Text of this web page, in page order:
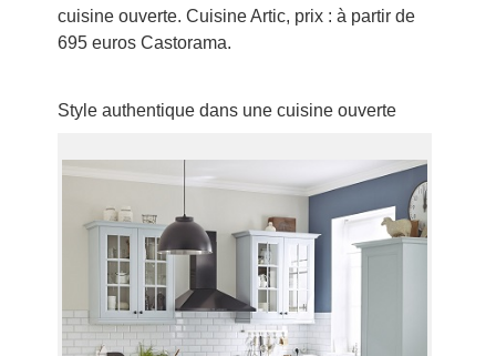
cuisine ouverte. Cuisine Artic, prix : à partir de
695 euros Castorama.
Style authentique dans une cuisine ouverte